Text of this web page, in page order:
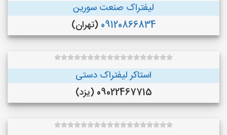
لیفتراک صنعت سورین
09120866834 (تهران)
استاکر لیفتراک دستی
09022467715 (یزد)